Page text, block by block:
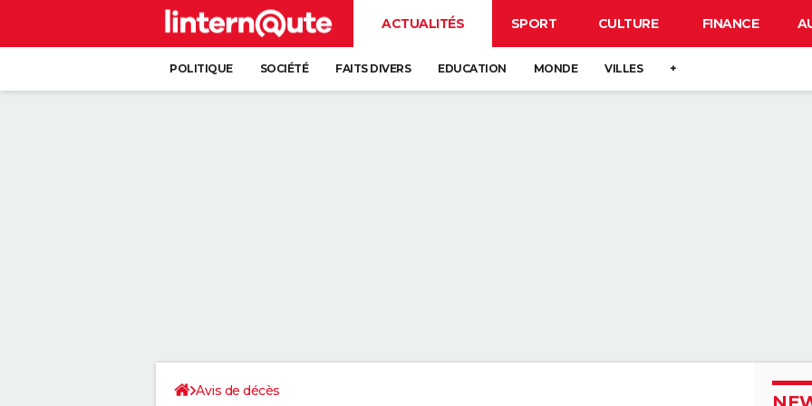
ACTUALITÉS SPORT CULTURE FINANCE
POLITIQUE SOCIÉTÉ FAITS DIVERS EDUCATION MONDE VILLES +
Avis de décès